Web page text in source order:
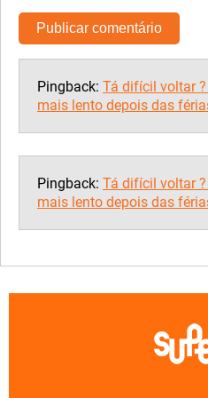
Pingback: Tá difícil voltar
mais lento depois das
Pingback: Tá difícil voltar
mais lento depois das